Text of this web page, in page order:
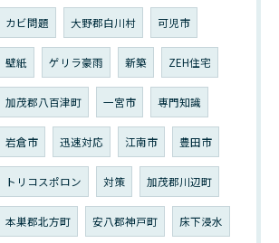
カビ問題 大野郡白川村 可児市
壁紙 ゲリラ豪雨 新築 ZEH住宅
加茂郡八百津町 一宮市 専門知識
岩倉市 迅速対応 江南市 豊田市
トリコスポロン 対策 加茂郡川辺町
本巣郡北方町 安八郡神戸町 床下浸水